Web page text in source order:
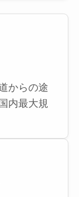
からの途
内最大規